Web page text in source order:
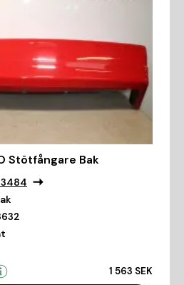
Stötfångare Bak
1 563 SEK